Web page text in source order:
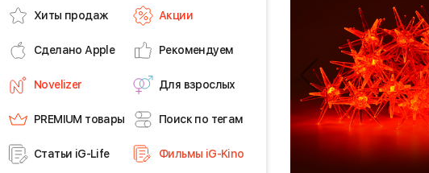
Хиты продаж Акции
Сделано Apple Рекомендуем
Novelizer Для взрослых
PREMIUM товары Поиск по тегам
Статьи iG-Life Фильмы iG-Kino